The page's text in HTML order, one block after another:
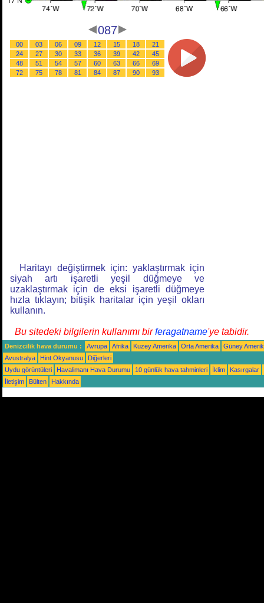
087
00 03 06 09 12 15 18
21
24
27 30 33 36 39 42
45
48
51 54 57 60 63 66
69
72
75 78 81 84 87 90 93
Haritayı değiştirmek için: yaklaştırmak için
siyah artı işaretli yeşil düğmeye ve
uzaklaştırmak için de eksi işaretli düğmeye
hızla tıklayın; bitişik haritalar için yeşil okları
kullanın.
Bu sitedeki bilgilerin kullanımı birferagatname'ye tabidir.
Denizcilik hava durumu : Avrupa Afrika Kuzey Amerika Orta Amerika
Güney
Avustralya
Hint Okyanusu
Diğerleri
Uydu görüntüleri
Havalimanı Hava Durumu 10 günlük hava tahminleri İklim
Kasırgalar
İletişim
Bülten Hakkında